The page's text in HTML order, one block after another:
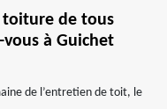
toiture de tous
à Guichet
de l’entretien de toit, le